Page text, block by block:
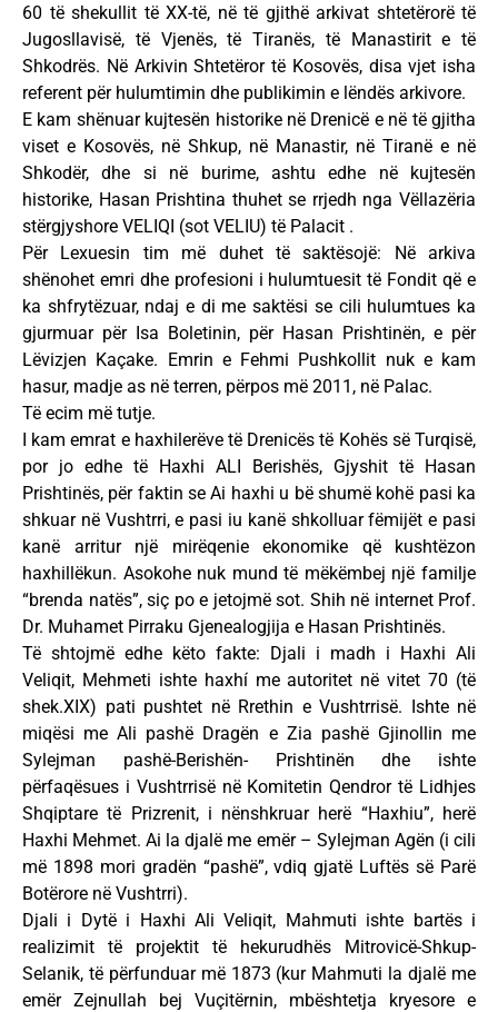
60 të shekullit të XX-të, në të gjithë arkivat shtetërorë të
Jugosllavisë, të Vjenës, të Tiranës, të Manastirit e të
Shkodrës. Në Arkivin Shtetëror të Kosovës, disa vjet isha
referent për hulumtimin dhe publikimin e lëndës arkivore.
E kam shënuar kujtesën historike në Drenicë e në të gjitha
viset e Kosovës, në Shkup, në Manastir, në Tiranë e në
Shkodër, dhe si në burime, ashtu edhe në kujtesën
historike, Hasan Prishtina thuhet se rrjedh nga Vëllazëria
stërgjyshore VELIQI (sot VELIU) të Palacit .
Për Lexuesin tim më duhet të saktësojë: Në arkiva
shënohet emri dhe profesioni i hulumtuesit të Fondit që e
ka shfrytëzuar, ndaj e di me saktësi se cili hulumtues ka
gjurmuar për Isa Boletinin, për Hasan Prishtinën, e për
Lëvizjen Kaçake. Emrin e Fehmi Pushkollit nuk e kam
hasur, madje as në terren, përpos më 2011, në Palac.
Të ecim më tutje.
I kam emrat e haxhilerëve të Drenicës të Kohës së Turqisë,
por jo edhe të Haxhi ALI Berishës, Gjyshit të Hasan
Prishtinës, për faktin se Ai haxhi u bë shumë kohë pasi ka
shkuar në Vushtrri, e pasi iu kanë shkolluar fëmijët e pasi
kanë arritur një mirëqenie ekonomike që kushtëzon
haxhillëkun. Asokohe nuk mund të mëkëmbej një familje
“brenda natës”, siç po e jetojmë sot. Shih në internet Prof.
Dr. Muhamet Pirraku Gjenealogjija e Hasan Prishtinës.
Të shtojmë edhe këto fakte: Djali i madh i Haxhi Ali
Veliqit, Mehmeti ishte haxhí me autoritet në vitet 70 (të
shek.XIX) pati pushtet në Rrethin e Vushtrrisë. Ishte në
miqësi me Ali pashë Dragën e Zia pashë Gjinollin me
Sylejman pashë-Berishën- Prishtinën dhe ishte
përfaqësues i Vushtrrisë në Komitetin Qendror të Lidhjes
Shqiptare të Prizrenit, i nënshkruar herë “Haxhiu”, herë
Haxhi Mehmet. Ai la djalë me emër – Sylejman Agën (i cili
më 1898 mori gradën “pashë”, vdiq gjatë Luftës së Parë
Botërore në Vushtrri).
Djali i Dytë i Haxhi Ali Veliqit, Mahmuti ishte bartës i
realizimit të projektit të hekurudhës Mitrovicë-Shkup-
Selanik, të përfunduar më 1873 (kur Mahmuti la djalë me
emër Zejnullah bej Vuçitërnin, mbështetja kryesore e